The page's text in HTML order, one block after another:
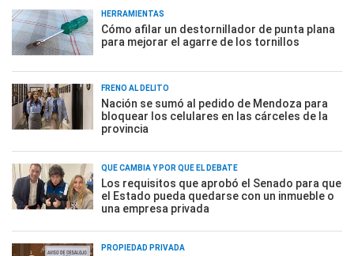
HERRAMIENTAS
Cómo afilar un destornillador de punta plana
para mejorar el agarre de los tornillos
FRENO AL DELITO
Nación se sumó al pedido de Mendoza para
bloquear los celulares en las cárceles de la
provincia
QUÉ CAMBIA Y POR QUÉ EL DEBATE
Los requisitos que aprobó el Senado para que
el Estado pueda quedarse con un inmueble o
una empresa privada
PROPIEDAD PRIVADA